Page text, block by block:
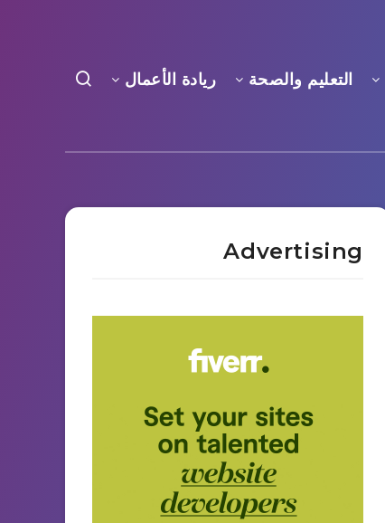
التعليم والصحة ريادة الأعمال
Advertising